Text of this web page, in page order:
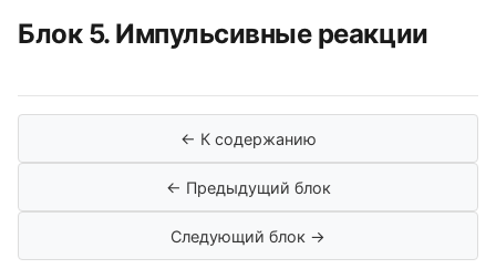
Блок 5. Импульсивные реакции
← К содержанию
← Предыдущий блок
Следующий блок →